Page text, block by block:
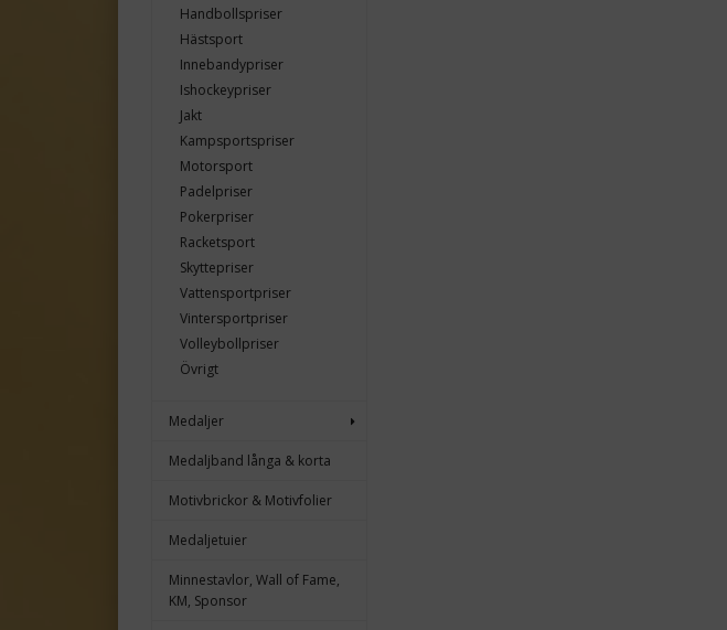
Handbollspriser
Hästsport
Innebandypriser
Ishockeypriser
Jakt
Kampsportspriser
Motorsport
Padelpriser
Pokerpriser
Racketsport
Skyttepriser
Vattensportpriser
Vintersportpriser
Volleybollpriser
Övrigt
Medaljer
Medaljband långa & korta
Motivbrickor & Motivfolier
Medaljetuier
Minnestavlor, Wall of Fame,
KM, Sponsor